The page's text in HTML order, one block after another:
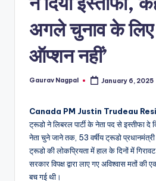
mअगले चुनाव के
ऑप्शन नहीं’
Posted
Gaurav Nagpal January 6, 2025
Canada PM Justin Trudeau
ट्रूडो ने लिबरल पार्टी के नेता पद से इस्तीफा दे
नेता चुने जाने तक, 53 वर्षीय ट्रूडो
ट्रूडो की लोकप्रियता में हाल के दिनों में
सरकार विपक्ष द्वारा लाए गए अविश्वास मतों
बच गई थी।